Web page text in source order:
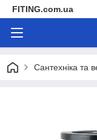
FITING.com.ua
Сантехніка та